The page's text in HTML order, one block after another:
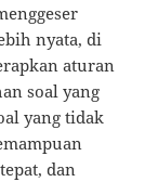
nyata, di
aturan
soal yang
yang tidak
dan